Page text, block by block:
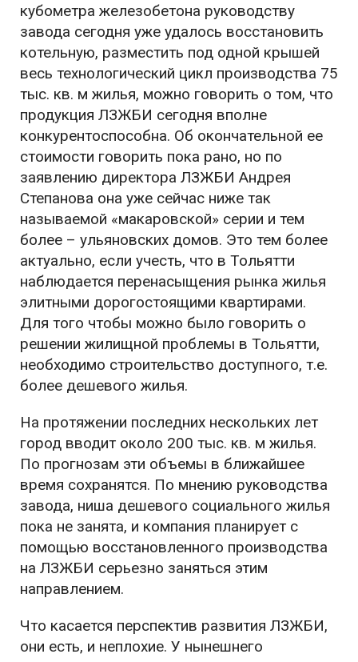
кубометра железобетона руководству
завода сегодня уже удалось восстановить
котельную, разместить под одной крышей
весь технологический цикл производства 75
тыс. кв. м жилья, можно говорить о том, что
продукция ЛЗЖБИ сегодня вполне
конкурентоспособна. Об окончательной ее
стоимости говорить пока рано, но по
заявлению директора ЛЗЖБИ Андрея
Степанова она уже сейчас ниже так
называемой «макаровской» серии и тем
более – ульяновских домов. Это тем более
актуально, если учесть, что в Тольятти
наблюдается перенасыщения рынка жилья
элитными дорогостоящими квартирами.
Для того чтобы можно было говорить о
решении жилищной проблемы в Тольятти,
необходимо строительство доступного, т.е.
более дешевого жилья.
На протяжении последних нескольких лет
город вводит около 200 тыс. кв. м жилья.
По прогнозам эти объемы в ближайшее
время сохранятся. По мнению руководства
завода, ниша дешевого социального жилья
пока не занята, и компания планирует с
помощью восстановленного производства
на ЛЗЖБИ серьезно заняться этим
направлением.
Что касается перспектив развития ЛЗЖБИ,
они есть, и неплохие. У нынешнего